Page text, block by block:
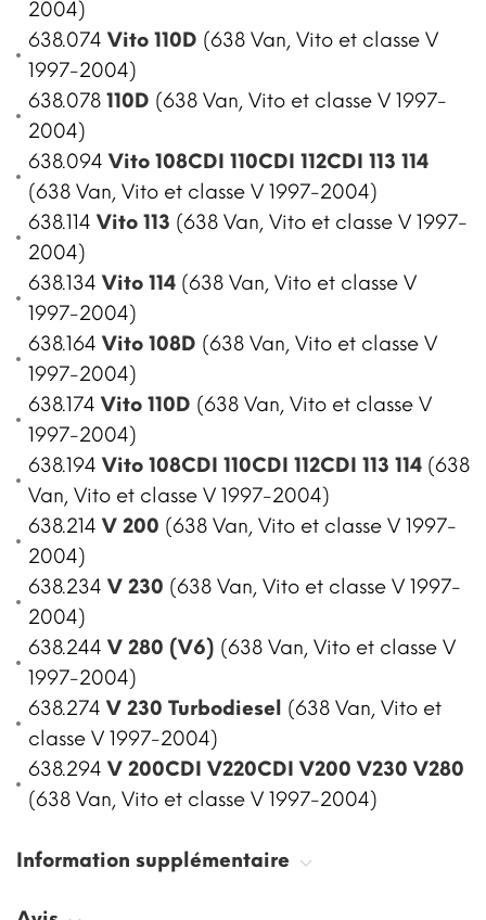
2004)
638.074 Vito 110D (638 Van, Vito et classe V
1997-2004)
638.078 110D (638 Van, Vito et classe V 1997-
2004)
638.094 Vito 108CDI 110CDI 112CDI 113 114
(638 Van, Vito et classe V 1997-2004)
638.114 Vito 113 (638 Van, Vito et classe V 1997-
2004)
638.134 Vito 114 (638 Van, Vito et classe V
1997-2004)
638.164 Vito 108D (638 Van, Vito et classe V
1997-2004)
638.174 Vito 110D (638 Van, Vito et classe V
1997-2004)
638.194 Vito 108CDI 110CDI 112CDI 113 114 (638
Van, Vito et classe V 1997-2004)
638.214 V 200 (638 Van, Vito et classe V 1997-
2004)
638.234 V 230 (638 Van, Vito et classe V 1997-
2004)
638.244 V 280 (V6) (638 Van, Vito et classe V
1997-2004)
638.274 V 230 Turbodiesel (638 Van, Vito et
classe V 1997-2004)
638.294 V 200CDI V220CDI V200 V230 V280
(638 Van, Vito et classe V 1997-2004)
Information supplémentaire